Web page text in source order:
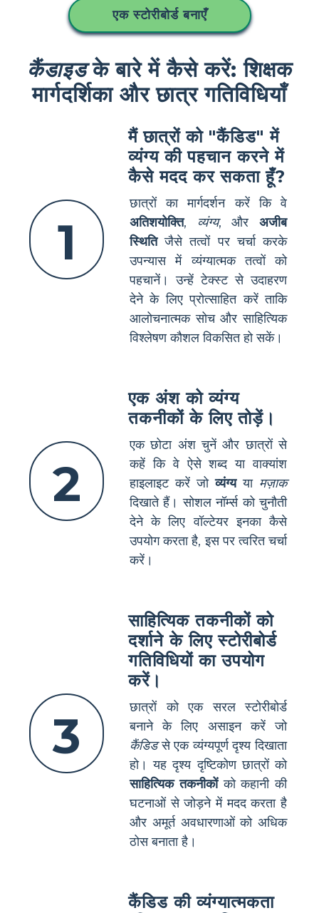
एक स्टोरीबोर्ड बनाएँ
कैंडाइडके बारे में कैसे करें: शिक्षक
मार्गदर्शिका और छात्र गतिविधियाँ
1
मैं छात्रों को "कैंडिड" में
व्यंग्य की पहचान करने में
कैसे मदद कर सकता हूँ?
छात्रों का मार्गदर्शन करें कि वे
अतिशयोक्ति, व्यंग्य, औरअजीब
स्थितिजैसे तत्वों पर चर्चा करके
उपन्यास में व्यंग्यात्मक तत्वों को
पहचानें। उन्हें टेक्स्ट से उदाहरण
देने के लिए प्रोत्साहित करें ताकि
आलोचनात्मक सोच और साहित्यिक
विश्लेषण कौशल विकसित हो सकें।
2
एक अंश को व्यंग्य
तकनीकों के लिए तोड़ें।
एक छोटा अंश चुनें और छात्रों से
कहें कि वे ऐसे शब्द या वाक्यांश
हाइलाइट करें जोव्यंग्यया मज़ाक
दिखाते हैं। सोशल नॉर्म्स को चुनौती
देने के लिए वॉल्टेयर इनका कैसे
उपयोग करता है, इस पर त्वरित चर्चा
करें।
3
साहित्यिक तकनीकों को
दर्शाने के लिए स्टोरीबोर्ड
गतिविधियों का उपयोग
करें।
छात्रों को एक सरल स्टोरीबोर्ड
बनाने के लिए असाइन करें जो
कैंडिडसे एक व्यंग्यपूर्ण दृश्य दिखाता
हो। यह दृश्य दृष्टिकोण छात्रों को
साहित्यिक तकनीकोंको कहानी की
घटनाओं से जोड़ने में मदद करता है
और अमूर्त अवधारणाओं को अधिक
ठोस बनाता है।
कैंडिड की व्यंग्यात्मकता